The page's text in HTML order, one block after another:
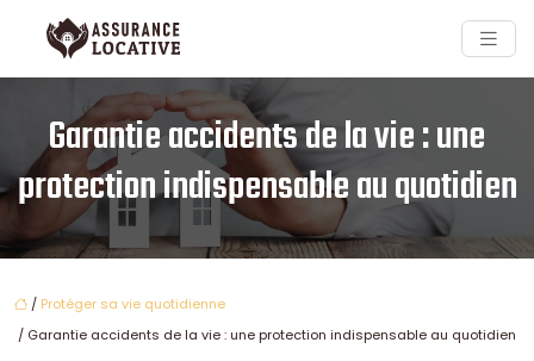
Garantie accidents de la vie : une
protection indispensable au quotidien
/ Protéger sa vie quotidienne
/ Garantie accidents de la vie : une protection indispensable au quotidien